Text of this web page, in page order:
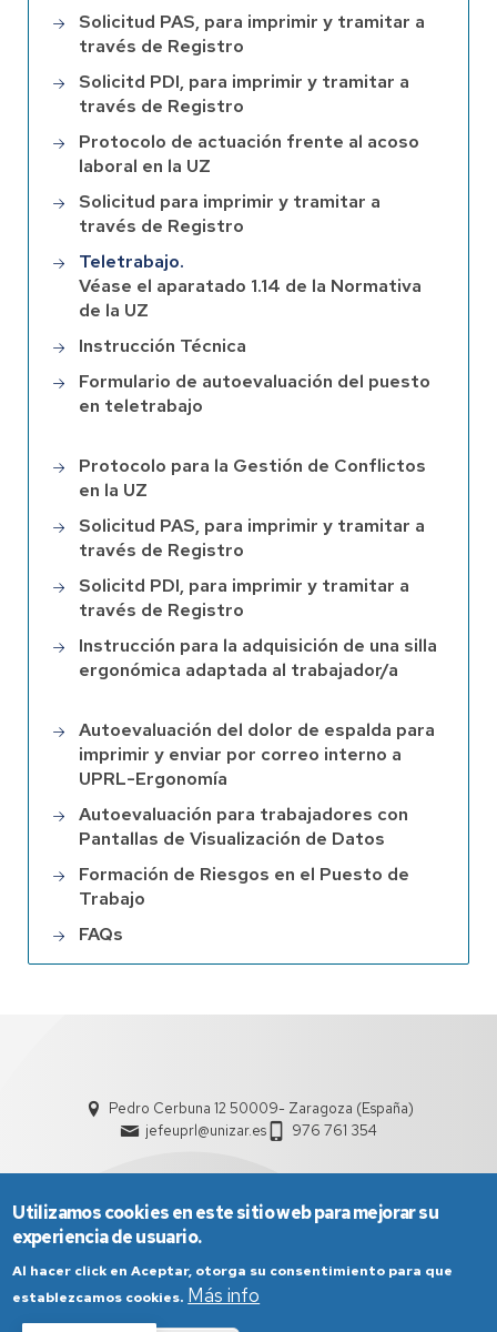
Solicitud PAS, para imprimir y tramitar a
través de Registro
Solicitd PDI, para imprimir y tramitar a
través de Registro
Protocolo de actuación frente al acoso
laboral en la UZ
Solicitud para imprimir y tramitar a
través de Registro
Teletrabajo.
Véase el aparatado 1.14 de la Normativa
de la UZ
Instrucción Técnica
Formulario de autoevaluación del puesto
en teletrabajo
Protocolo para la Gestión de Conflictos
en la UZ
Solicitud PAS, para imprimir y tramitar a
través de Registro
Solicitd PDI, para imprimir y tramitar a
través de Registro
Instrucción para la adquisición de una silla
ergonómica adaptada al trabajador/a
Autoevaluación del dolor de espalda para
imprimir y enviar por correo interno a
UPRL-Ergonomía
Autoevaluación para trabajadores con
Pantallas de Visualización de Datos
Formación de Riesgos en el Puesto de
Trabajo
FAQs
Pedro Cerbuna 12 50009- Zaragoza (España)
jefeuprl@unizar.es
976 761 354
Aviso Legal
Utilizamos cookies en este sitio web para mejorar su
experiencia de usuario.
Al hacer click en Aceptar, otorga su consentimiento para que
establezcamos cookies. Más info